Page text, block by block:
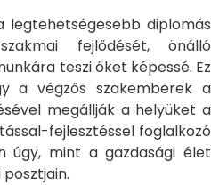
legtehetségesebb diplomás
fejlődését, önálló
teszi őket képessé. Ez
a végzős szakemberek a
megállják a helyüket a
fejlesztéssel foglalkozó
úgy, mint a gazdasági élet